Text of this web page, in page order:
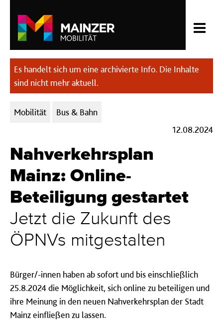
Es handelt sich um eine archivierte Info. Die Inhalte
sind nicht mehr aktuell.
Kategorien:
Mobilität
Bus & Bahn
12.08.2024
Nahverkehrsplan
Mainz: Online-
Beteiligung gestartet
Jetzt die Zukunft des
ÖPNVs mitgestalten
Bürger/-innen haben ab sofort und bis einschließlich
25.8.2024 die Möglichkeit, sich online zu beteiligen und
ihre Meinung in den neuen Nahverkehrsplan der Stadt
Mainz einfließen zu lassen.